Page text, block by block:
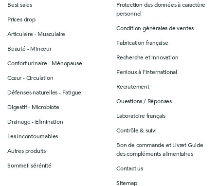
Best sales
Prices drop
Articulaire - Musculaire
Beauté - Minceur
Confort urinaire - Ménopause
Cœur - Circulation
Défenses naturelles - Fatigue
Digestif - Microbiote
Drainage - Elimination
Les incontournables
Autres produits
Sommeil sérénité
Protection des données à caractère
personnel
Condition générales de ventes
Fabrication française
Recherche et innovation
Fenioux à l'international
Recrutement
Questions / Réponses
Laboratoire français
Contrôle & suivi
Bon de commande et Livret Guide
des compléments alimentaires
Contact us
Sitemap